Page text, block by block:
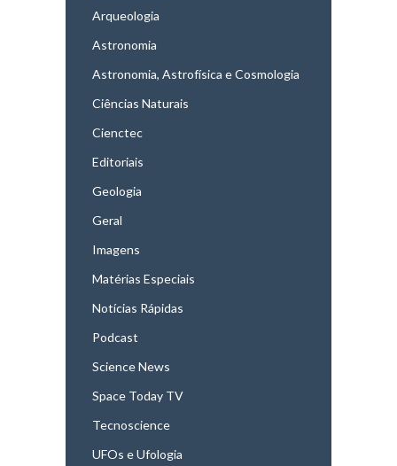
Arqueologia
Astronomia
Astronomia, Astrofísica e Cosmologia
Ciências Naturais
Cienctec
Editoriais
Geologia
Geral
Imagens
Matérias Especiais
Notícias Rápidas
Podcast
Science News
Space Today TV
Tecnoscience
UFOs e Ufologia